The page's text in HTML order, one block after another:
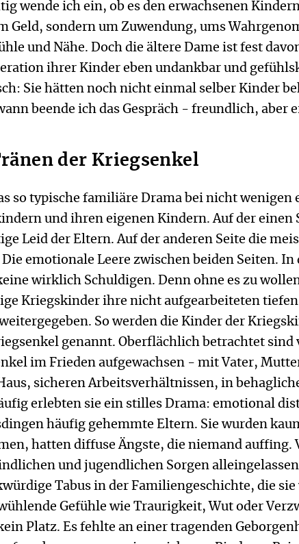
wende ich ein, ob es den erwachsenen
Geld, sondern um Zuwendung, ums
und Nähe. Doch die ältere Dame ist fest
ihrer Kinder eben undankbar und
Sie hätten noch nicht einmal selber Kinder
beende ich das Gespräch - freundlich, aber
der Kriegsenkel
so typische familiäre Drama bei nicht wenigen
und ihren eigenen Kindern. Auf der einen
Leid der Eltern. Auf der anderen Seite die
emotionale Leere zwischen beiden Seiten. In
wirklich Schuldigen. Denn ohne es zu
Kriegskinder ihre nicht aufgearbeiteten
So werden die Kinder der
genannt. Oberflächlich betrachtet sind
im Frieden aufgewachsen - mit Vater,
sicheren Arbeitsverhältnissen, in
erlebten sie ein stilles Drama: emotional
häufig gehemmte Eltern. Sie wurden
hatten diffuse Ängste, die niemand auffing.
und jugendlichen Sorgen
Tabus in der Familiengeschichte, die
Gefühle wie Traurigkeit, Wut oder
Platz. Es fehlte an einer tragenden